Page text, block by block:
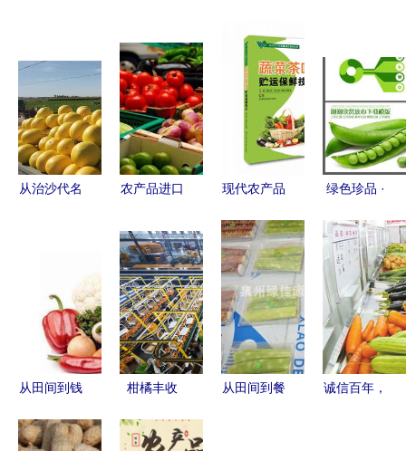
从治沙代名
逆袭之路
农产品进口
流程、要点
与注意事项
现代农产品
术丛书 蔬
菜茶叶贮运
保鲜技术
绿色珍品 ·
高山豌豆系
列产品介绍
指南
从田间到钱
高回报的农
柑橘丰收
工人忙碌包
从田间到餐
诚信百年，